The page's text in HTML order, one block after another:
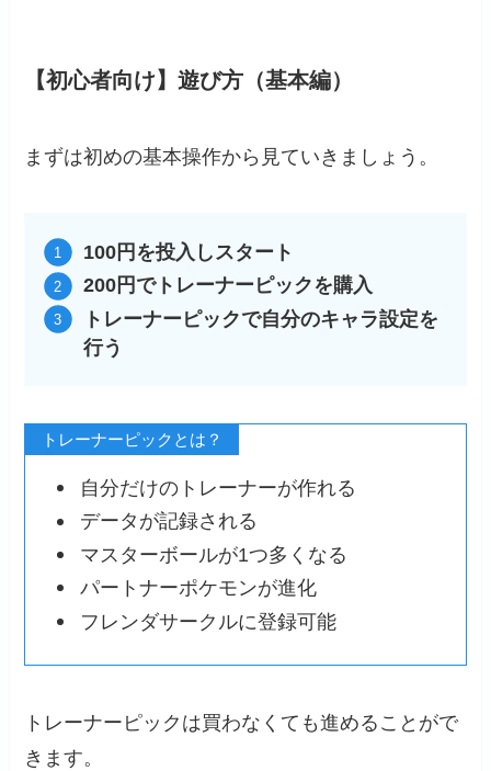
【初心者向け】遊び方（基本編）
まずは初めの基本操作から見ていきましょう。
100円を投入しスタート
200円でトレーナーピックを購入
トレーナーピックで自分のキャラ設定を
行う
トレーナーピックとは？
自分だけのトレーナーが作れる
データが記録される
マスターボールが1つ多くなる
パートナーポケモンが進化
フレンダサークルに登録可能
トレーナーピックは買わなくても進めることがで
きます。